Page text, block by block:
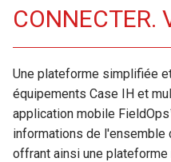
CONNECTER.
Une plateforme simplifiée
équipements Case IH et
application mobile
informations de l'ensemble
offrant ainsi une